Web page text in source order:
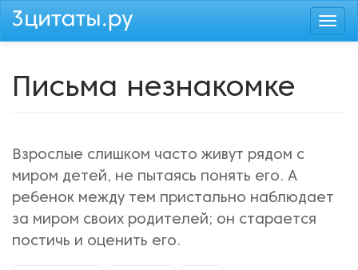
Перейти
Письма незнакомке
Взрослые слишком часто живут рядом с
миром детей, не пытаясь понять его. А
ребенок между тем пристально наблюдает
за миром своих родителей; он старается
постичь и оценить его.